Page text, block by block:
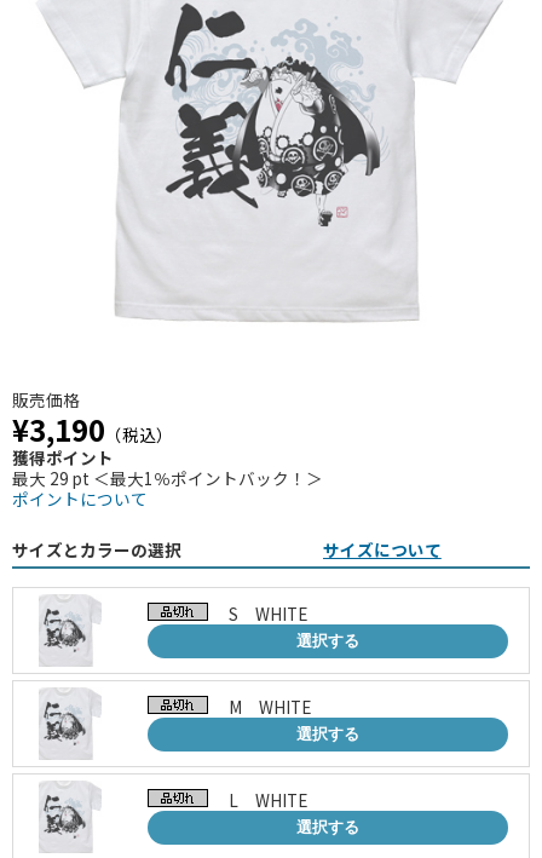
販売価格
¥3,190 （税込）
獲得ポイント
最大 29 pt ＜最大1％ポイントバック！＞
ポイントについて
サイズとカラーの選択 サイズについて
S WHITE
選択する
M WHITE
選択する
L WHITE
選択する